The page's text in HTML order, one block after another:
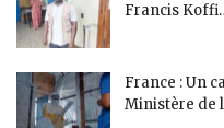
Francis
France : Un
Ministère de